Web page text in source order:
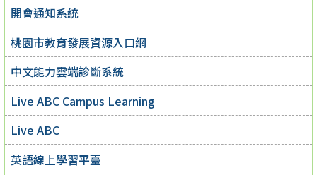
開會通知系統
桃園市教育發展資源入口網
中文能力雲端診斷系統
Live ABC Campus Learning
Live ABC
英語線上學習平臺